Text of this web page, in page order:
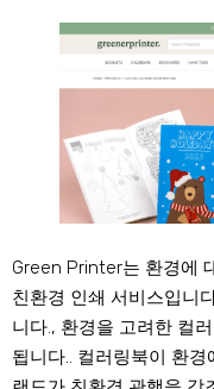
Green Printer는 환경에
친환경 인쇄 서비스입니
니다., 환경을 고려한 컬
됩니다.. 컬러링북이 환